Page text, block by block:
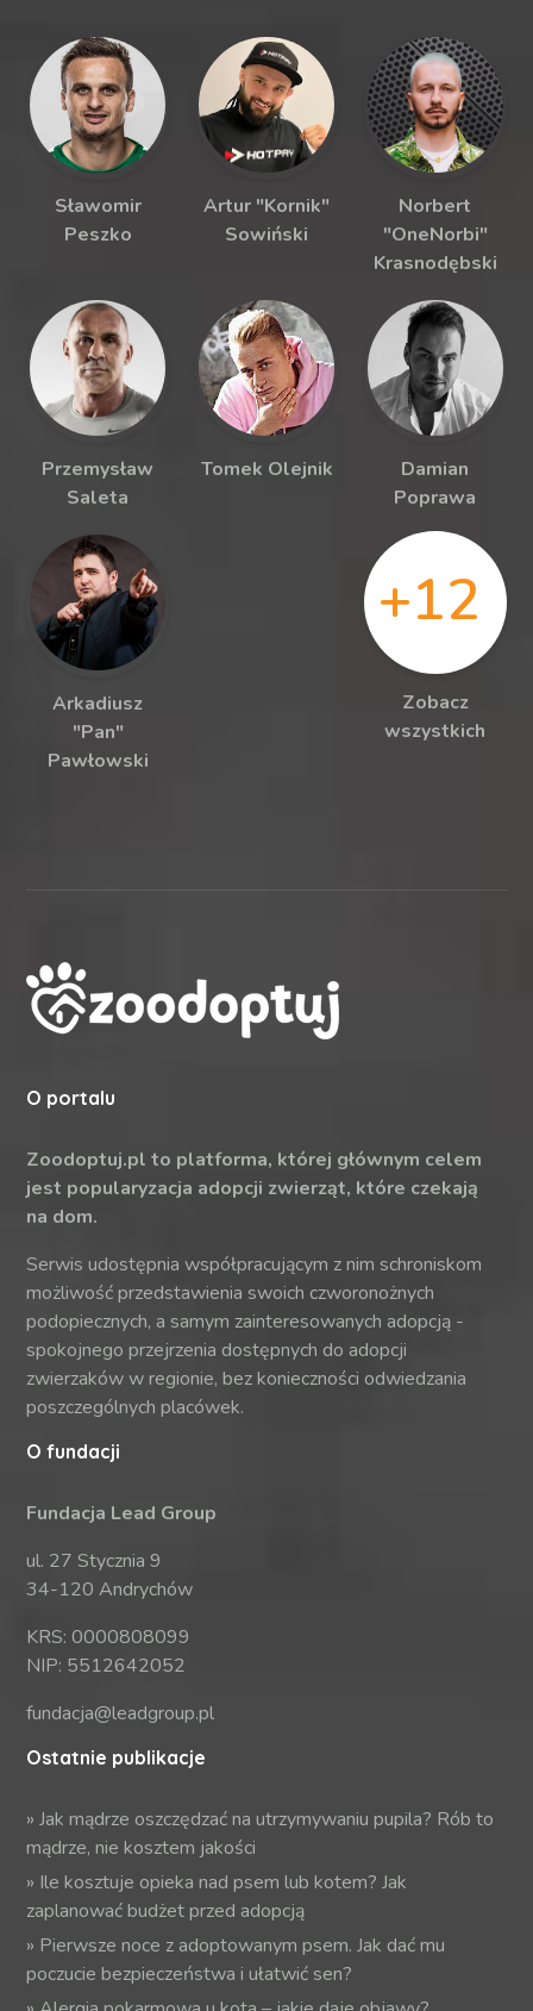
Sławomir
Peszko
Artur "Kornik"
Sowiński
Norbert
"OneNorbi"
Krasnodębski
Przemysław
Saleta
Tomek Olejnik
Damian
Poprawa
Arkadiusz
"Pan"
Pawłowski
+12
Zobacz
wszystkich
O portalu
Zoodoptuj.pl to platforma, której głównym celem
jest popularyzacja adopcji zwierząt, które czekają
na dom.
Serwis udostępnia współpracującym z nim schroniskom
możliwość przedstawienia swoich czworonożnych
podopiecznych, a samym zainteresowanych adopcją -
spokojnego przejrzenia dostępnych do adopcji
zwierzaków w regionie, bez konieczności odwiedzania
poszczególnych placówek.
O fundacji
Fundacja Lead Group
ul. 27 Stycznia 9
34-120 Andrychów
KRS: 0000808099
NIP: 5512642052
fundacja@leadgroup.pl
Ostatnie publikacje
»Jak mądrze oszczędzać na utrzymywaniu pupila? Rób to
mądrze, nie kosztem jakości
» Ile kosztuje opieka nad psem lub kotem? Jak
zaplanować budżet przed adopcją
» Pierwsze noce z adoptowanym psem. Jak dać mu
poczucie bezpieczeństwa i ułatwić sen?